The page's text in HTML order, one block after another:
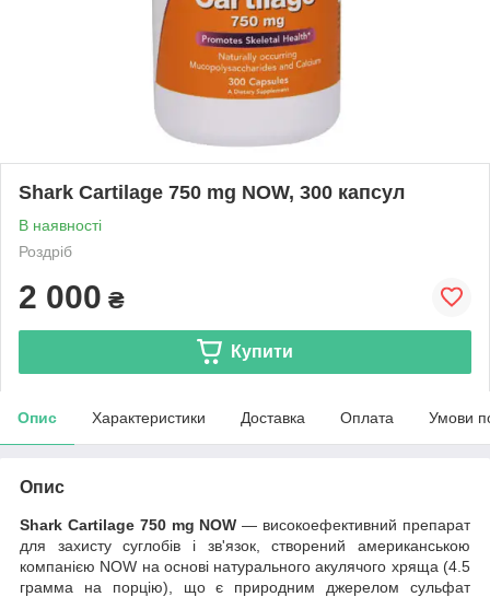
Shark Cartilage 750 mg NOW, 300 капсул
В наявності
Роздріб
2 000 ₴
Купити
Опис Характеристики Доставка Оплата Умови
Опис
Shark Cartilage 750 mg NOW — високоефективний препарат
для захисту суглобів і зв'язок, створений американською
компанією NOW на основі натурального акулячого хряща (4.5
грамма на порцію), що є природним джерелом сульфат